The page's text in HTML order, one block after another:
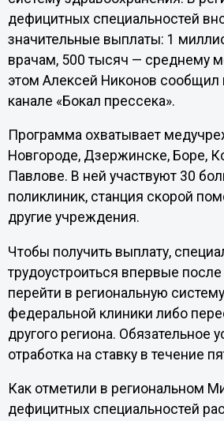
дефицитных специальностей
значительные выплаты: 1
врачам, 500 тысяч — среднему
этом Алексей Никонов сообщил
канале «Бокал прессека».
Программа охватывает
Новгороде, Дзержинске, Боре,
Павлове. В ней участвуют 30
поликлиник, станция скорой
другие учреждения.
Чтобы получить выплату,
трудоустроиться впервые после
перейти в региональную
федеральной клиники либо
другого региона. Обязательное
отработка на ставку в течение
Как отметили в региональном
дефицитных специальностей